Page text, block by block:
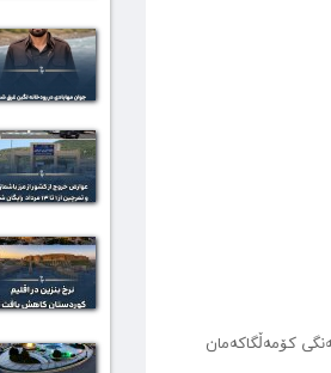
کۆمەڵگاکەمان